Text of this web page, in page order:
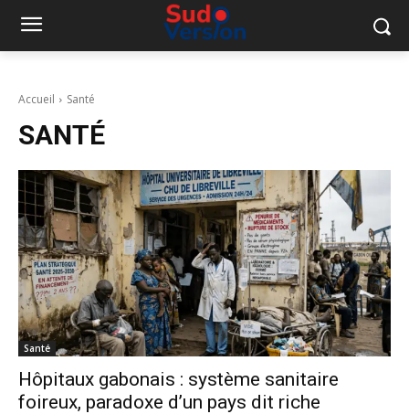
Accueil Santé
SANTÉ
Santé
Hôpitaux gabonais : système sanitaire
foireux, paradoxe d’un pays dit riche